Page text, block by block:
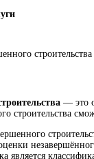
строительства
— это
строительства
является